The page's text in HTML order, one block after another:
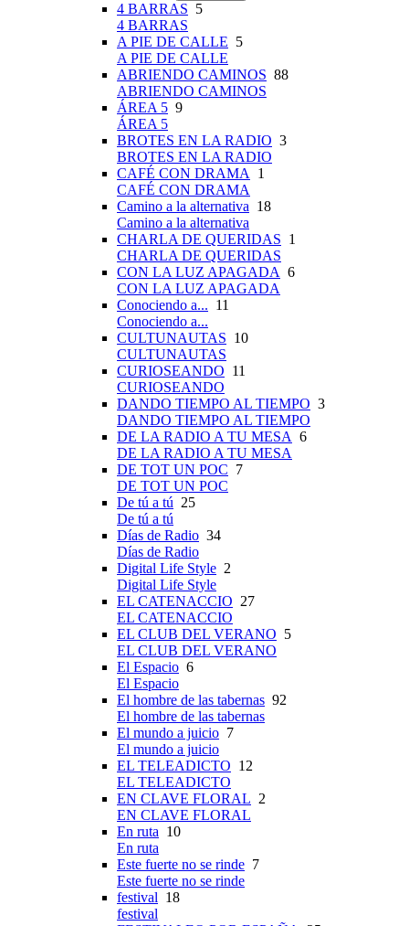
4 BARRAS 5
4 BARRAS
A PIE DE CALLE 5
A PIE DE CALLE
ABRIENDO CAMINOS 88
ABRIENDO CAMINOS
ÁREA 5 9
ÁREA 5
BROTES EN LA RADIO 3
BROTES EN LA RADIO
CAFÉ CON DRAMA
1
CAFÉ CON DRAMA
Camino a la alternativa 18
Camino a la alternativa
CHARLA DE QUERIDAS 1
CHARLA DE QUERIDAS
CON LA LUZ APAGADA 6
CON LA LUZ APAGADA
Conociendo a... 11
Conociendo a...
CULTUNAUTAS 10
CULTUNAUTAS
CURIOSEANDO 11
CURIOSEANDO
DANDO TIEMPO AL TIEMPO 3
DANDO TIEMPO AL TIEMPO
DE LA RADIO A TU MESA 6
DE LA RADIO A TU MESA
DE TOT UN POC 7
DE TOT UN POC
De tú a tú 25
De tú a tú
Días de Radio 34
Días de Radio
Digital Life Style 2
Digital Life Style
EL CATENACCIO 27
EL CATENACCIO
EL CLUB DEL VERANO 5
EL CLUB DEL VERANO
El Espacio 6
El Espacio
El hombre de las tabernas 92
El hombre de las tabernas
El mundo a juicio 7
El mundo a juicio
EL TELEADICTO 12
EL TELEADICTO
EN CLAVE FLORAL 2
EN CLAVE FLORAL
En ruta 10
En ruta
Este fuerte no se rinde 7
Este fuerte no se rinde
festival 18
festival